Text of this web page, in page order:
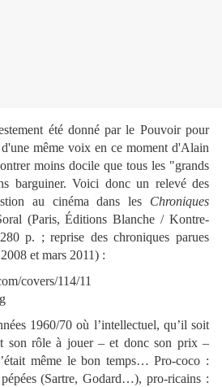
été donné par le Pouvoir pour
même voix en ce moment d'Alain
moins docile que tous les "grands
barguiner. Voici donc un relevé des
au cinéma dans les Chroniques
(Paris, Éditions Blanche / Kontre-
p. ; reprise des chroniques parues
et mars 2011) :
1960/70 où l’intellectuel, qu’il soit
son rôle à jouer – et donc son prix –
même le bon temps… Pro-coco :
(Sartre, Godard…), pro-ricains :